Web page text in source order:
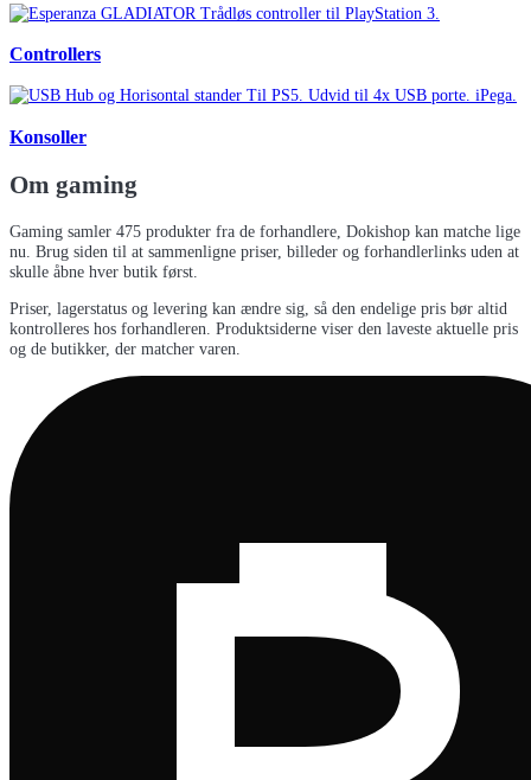
Controllers
Konsoller
Om gaming
Gaming samler 475 produkter fra de forhandlere, Dokishop kan matche lige
nu. Brug siden til at sammenligne priser, billeder og forhandlerlinks uden at
skulle åbne hver butik først.
Priser, lagerstatus og levering kan ændre sig, så den endelige pris bør altid
kontrolleres hos forhandleren. Produktsiderne viser den laveste aktuelle pris
og de butikker, der matcher varen.